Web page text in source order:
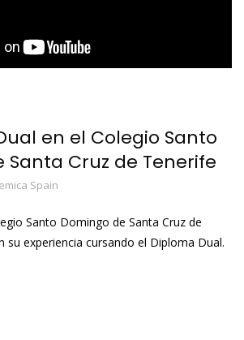
en el Colegio Santo
Santa Cruz de Tenerife
Spain
Santo Domingo de Santa Cruz de
su experiencia cursando el Diploma Dual.